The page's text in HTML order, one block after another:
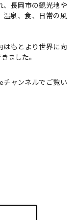
、長岡市の観光地や
温泉、食、日常の風
はもとより世界に向
ました。
チャンネルでご覧い